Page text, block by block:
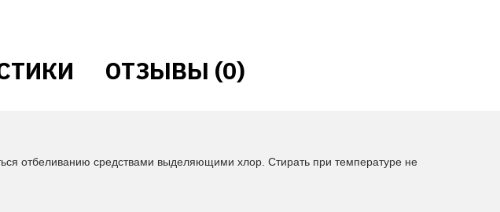
ОТЗЫВЫ (0)
отбеливанию средствами выделяющими хлор. Стирать при температуре не